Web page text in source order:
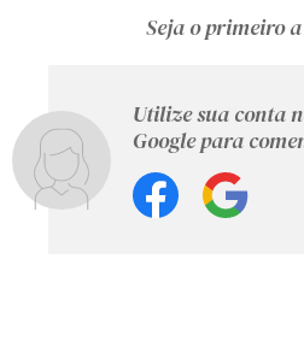
Seja o primeiro
Utilize sua conta
Google para